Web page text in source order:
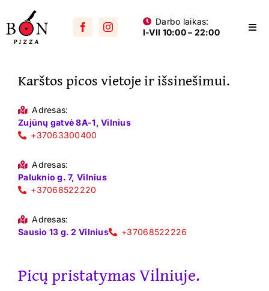
to
content
Darbo laikas:
I-VII 10:00 – 22:00
Su mėsa
Karštos picos vietoje ir išsinešimui.
Adresas:
Zujūnų gatvė 8A-1, Vilnius
+37063300400
Adresas:
Paluknio g. 7, Vilnius
+37068522220
Adresas:
Sausio 13 g. 2 Vilnius
+37068522226
Picų pristatymas Vilniuje.